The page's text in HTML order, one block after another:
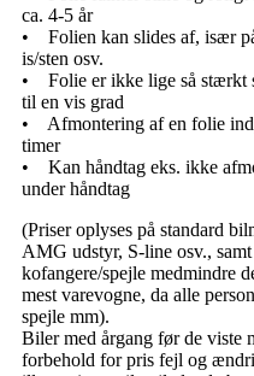
ca. 4-5 år
• Folien kan slides af, især
is/sten osv.
• Folie er ikke lige så stærkt
til en vis grad
• Afmontering af en folie
timer
• Kan håndtag eks. ikke
under håndtag
(Priser oplyses på standard
AMG udstyr, S-line osv.,
kofangere/spejle medmindre
mest varevogne, da alle
spejle mm).
Biler med årgang før de viste
forbehold for pris fejl og